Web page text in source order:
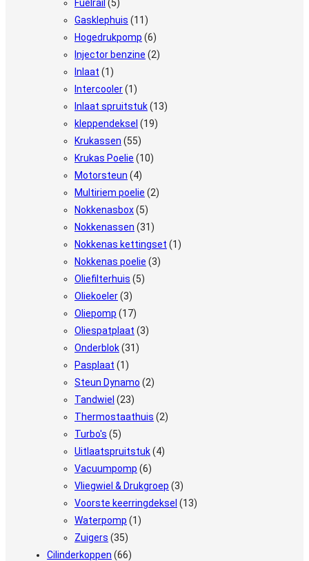
Fuelrail (5)
Gasklephuis (11)
Hogedrukpomp (6)
Injector benzine (2)
Inlaat (1)
Intercooler(1)
Inlaat spruitstuk(13)
kleppendeksel (19)
Krukassen (55)
Krukas Poelie (10)
Motorsteun (4)
Multiriem poelie (2)
Nokkenasbox(5)
Nokkenassen (31)
Nokkenas kettingset (1)
Nokkenas poelie (3)
Oliefilterhuis (5)
Oliekoeler(3)
Oliepomp (17)
Oliespatplaat (3)
Onderblok(31)
Pasplaat (1)
Steun Dynamo (2)
Tandwiel (23)
Thermostaathuis (2)
Turbo's (5)
Uitlaatspruitstuk(4)
Vacuumpomp (6)
Vliegwiel & Drukgroep (3)
Voorste keerringdeksel (13)
Waterpomp (1)
Zuigers (35)
Cilinderkoppen (66)